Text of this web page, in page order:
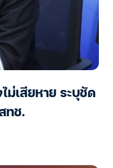
ม่เสียหาย ระบุชัด
ทช.